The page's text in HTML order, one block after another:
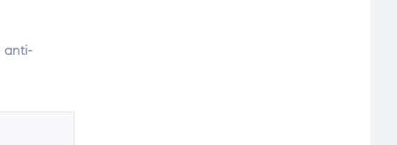
anti-